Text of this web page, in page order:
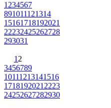
1234567
891011121314
15161718192021
22232425262728
293031
12
3456789
10111213141516
17181920212223
24252627282930